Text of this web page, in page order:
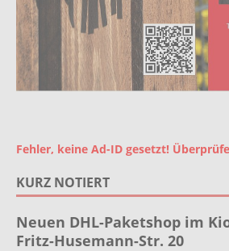
Fehler, keine Ad-ID gesetzt!
KURZ NOTIERT
Neuen DHL-Paketshop im
Fritz-Husemann-Str. 20